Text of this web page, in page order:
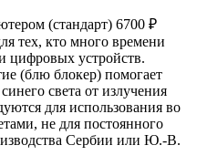
(стандарт) 6700 ₽
тех, кто много времени
цифровых устройств.
(блю блокер) помогает
света от излучения
для использования во
не для постоянного
Сербии или Ю.-В.